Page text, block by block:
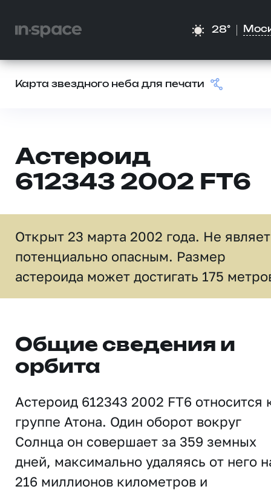
28°
Карта звездного неба для печати
Астероид
612343 2002 FT6
Открыт 23 марта 2002 года. Не
потенциально опасным. Размер
астероида может достигать 175
Общие сведения и
орбита
Астероид 612343 2002 FT6 относится
группе Атона. Один оборот вокруг
Солнца он совершает за 359 земных
дней, максимально удаляясь от него
216 миллионов километров и